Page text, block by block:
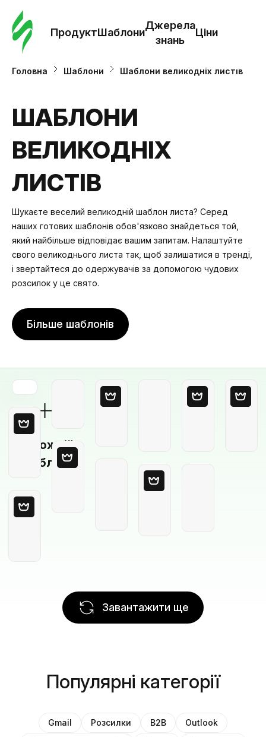
ПродуктШаблони
Джерела
знань
Ціни
Головна Шаблони Шаблони великодніх листів
ШАБЛОНИ
ВЕЛИКОДНІХ
ЛИСТІВ
Шукаєте веселий великодній шаблон листа? Серед
наших готових шаблонів обов'язково знайдеться той,
який найбільше відповідає вашим запитам. Налаштуйте
свого великоднього листа так, щоб залишатися в тренді,
і звертайтеся до одержувачів за допомогою чудових
розсилок у це свято.
Більше шаблонів
Порожній
шаблон
Завантажити ще
Популярні категорії
Gmail Розсилки B2B
Outlook